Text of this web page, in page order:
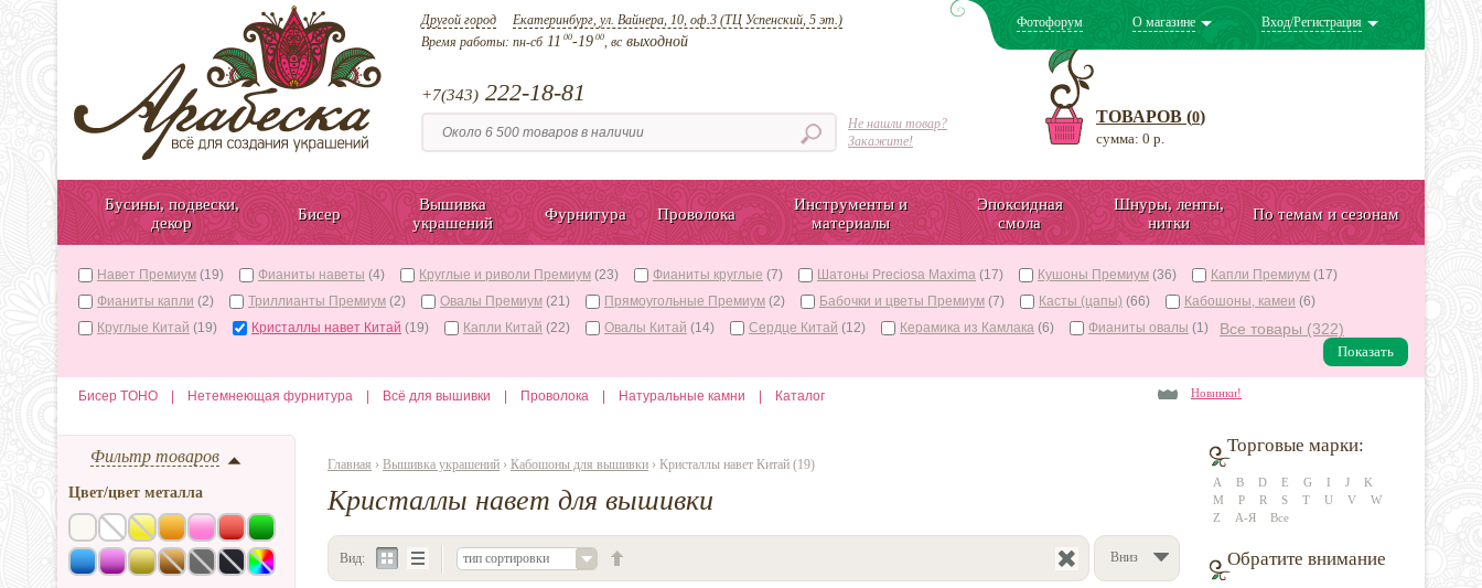
Другой город Екатеринбург, ул. Вайнера, 10, оф.3 (ТЦ Успенский, 5 эт.)
Время работы: пн-сб11 00-19 00, всвыходной
+7(343) 222-18-81
Не нашли товар?
Закажите!
Фотофорум О магазине Вход/Регистрация
ТОВАРОВ (0)
сумма: 0 р.
Бусины, подвески,
декор
Бисер
Вышивка
украшений
Фурнитура Проволока
Инструменты и
материалы
Эпоксидная
смола
Шнуры, ленты,
нитки
По темам и сезонам
Навет Премиум (19) Фианиты наветы (4) Круглые и риволи Премиум (23) Фианиты круглые (7) Шатоны Preciosa Maxima (17) Кушоны Премиум (36) Капли Премиум (17)
Фианиты капли (2) Триллианты Премиум (2) Овалы Премиум (21) Прямоугольные Премиум (2) Бабочки и цветы Премиум (7) Касты (цапы) (66) Кабошоны, камеи (6)
Круглые Китай (19) Кристаллы навет Китай (19) Капли Китай (22) Овалы Китай (14) Сердце Китай (12) Керамика из Камлака (6) Фианиты овалы (1) Все товары (322)
Показать
Бисер TOHO Нетемнеющая фурнитура Всё для вышивки Проволока Натуральные камни Каталог Новинки!
Фильтр товаров
Цвет/цвет металла
Главная › Вышивка украшений › Кабошоны для вышивки › Кристаллы навет Китай (19)
Кристаллы навет для вышивки
Вид: тип сортировки Вниз
Торговые марки:
A B D E G I J
K
M
P R S T U V
W
Z
А-Я Все
Обратите внимание